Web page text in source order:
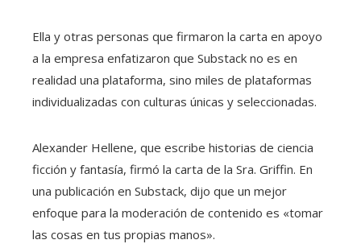
Ella y otras personas que firmaron la carta en apoyo
a la empresa enfatizaron que Substack no es en
realidad una plataforma, sino miles de plataformas
individualizadas con culturas únicas y seleccionadas.
Alexander Hellene, que escribe historias de ciencia
ficción y fantasía, firmó la carta de la Sra. Griffin. En
una publicación en Substack, dijo que un mejor
enfoque para la moderación de contenido es «tomar
las cosas en tus propias manos».